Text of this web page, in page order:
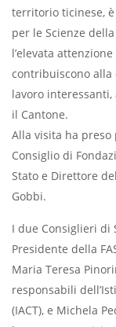
territorio ticinese,
per le Scienze
l’elevata
contribuiscono alla
lavoro
il Cantone.
Alla visita ha preso
Consiglio di
Stato e Direttore
Gobbi.
I due Consiglieri di
Presidente della
Maria Teresa
responsabili
(IACT), e Michela